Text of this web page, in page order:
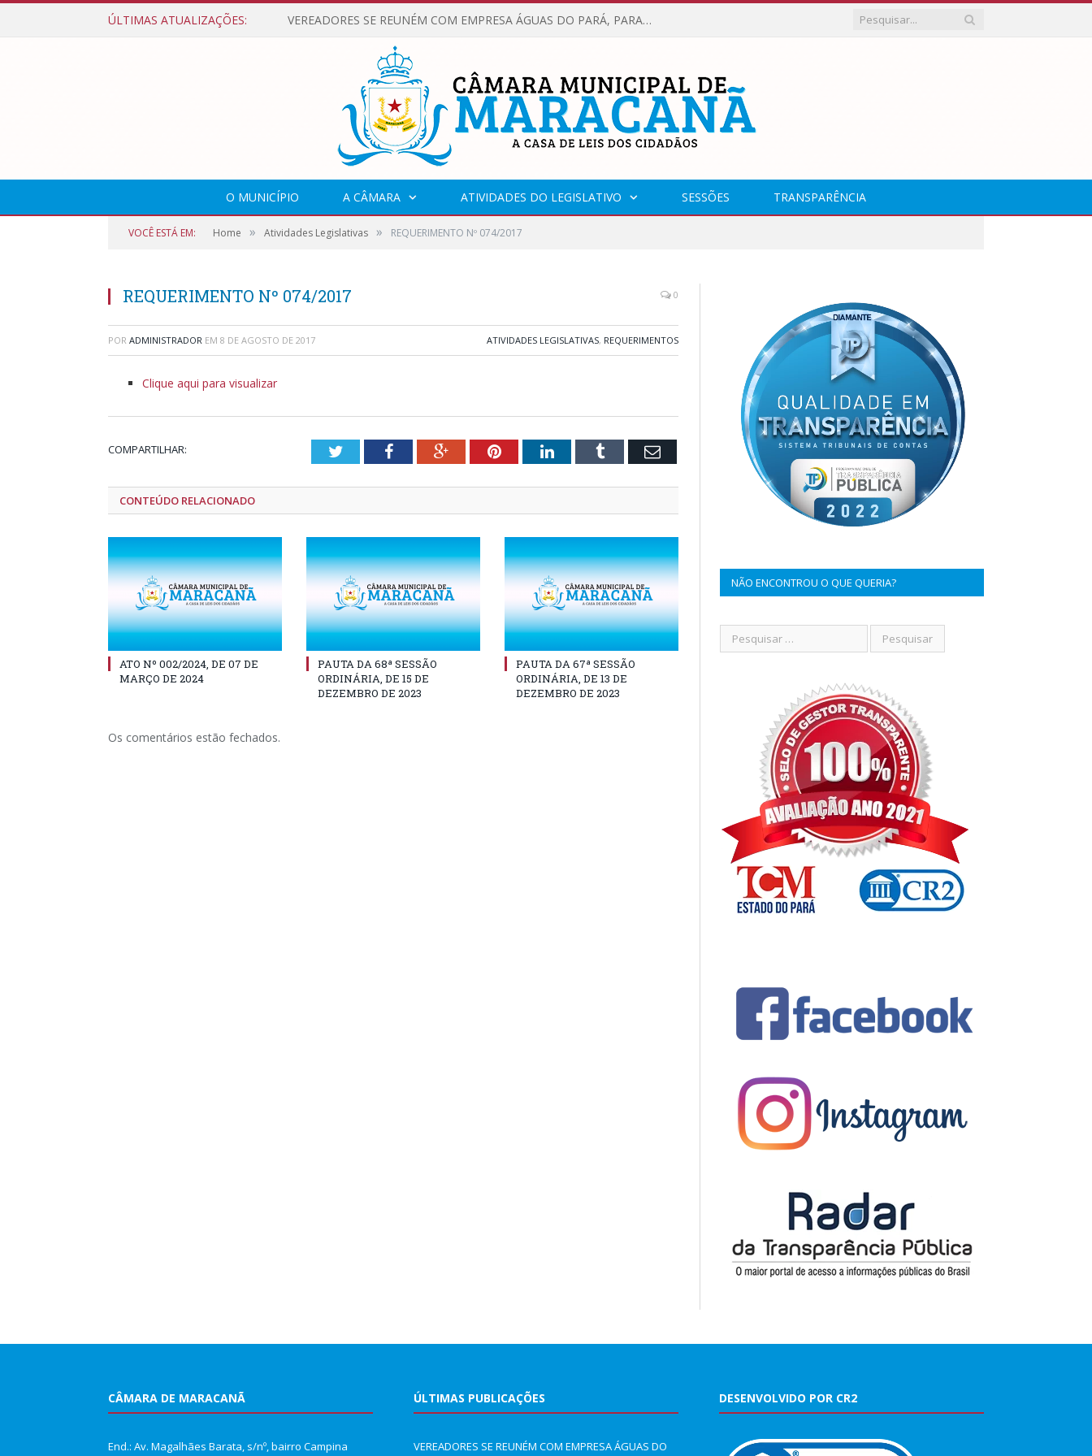
ÚLTIMAS ATUALIZAÇÕES: VEREADORES SE REUNÉM COM EMPRESA ÁGUAS DO PARÁ, PARA APRESENTAR REIVINDICAÇÕES E MELHORIAS NA QUALIDADE DOS SERVIÇOS OFERECIDOS Á POPULAÇÃO.
O MUNICÍPIO A CÂMARA ATIVIDADES DO LEGISLATIVO SESSÕES TRANSPARÊNCIA
VOCÊ ESTÁ EM: Home » Atividades Legislativas » REQUERIMENTO Nº 074/2017
REQUERIMENTO Nº 074/2017 0
POR ADMINISTRADOR EM 8 DE AGOSTO DE 2017 ATIVIDADES LEGISLATIVAS, REQUERIMENTOS
Clique aqui para visualizar
COMPARTILHAR: TwitterFacebookGoogle+PinterestLinkedInTumblr Email
CONTEÚDO RELACIONADO
ATO Nº 002/2024, DE 07 DE
MARÇO DE 2024
PAUTA DA 68ª SESSÃO
ORDINÁRIA, DE 15 DE
DEZEMBRO DE 2023
PAUTA DA 67ª SESSÃO
ORDINÁRIA, DE 13 DE
DEZEMBRO DE 2023
Os comentários estão fechados.
NÃO ENCONTROU O QUE QUERIA?
CÂMARA DE MARACANÃ
End.: Av. Magalhães Barata, s/nº, bairro Campina
ÚLTIMAS PUBLICAÇÕES
VEREADORES SE REUNÉM COM EMPRESA ÁGUAS DO
DESENVOLVIDO POR CR2